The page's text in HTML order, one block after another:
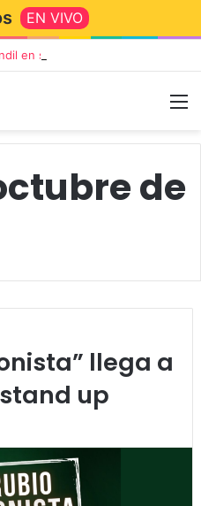
EN VIVO
de
llega a
up